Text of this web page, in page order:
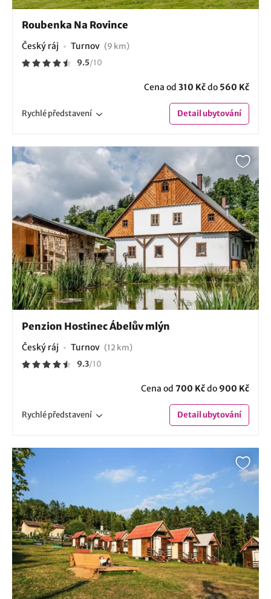
Roubenka Na Rovince
Český ráj Turnov (9 km)
9.5/10
Cena od 310 Kčdo 560 Kč
Rychlépředstavení Detailubytování
Penzion Hostinec Ábelův mlýn
Český ráj Turnov (12 km)
9.3/10
Cena od 700 Kčdo 900 Kč
Rychlépředstavení Detailubytování